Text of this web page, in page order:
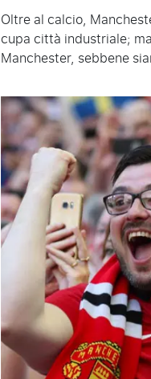
Oltre al calcio,
cupa città industriale;
Manchester, sebbene